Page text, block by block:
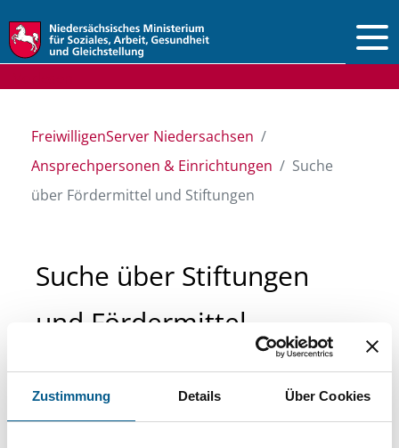
Zustimmung Details Über Cookies
FreiwilligenServer Niedersachsen
Ansprechpersonen & Einrichtungen
Suche
über Fördermittel und Stiftungen
Suche über Stiftungen
und Fördermittel
Sie suchen finanzielle Unterstützung für ein
Projekt oder ein Vorhaben? Hier können Sie